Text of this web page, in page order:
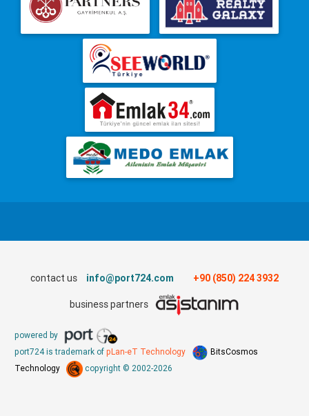
contact us info@port724.com +90 (850) 224 3932
business partners
powered by
port724 is trademark of pLan-eT Technology
BitsCosmos
Technology
copyright © 2002-2026